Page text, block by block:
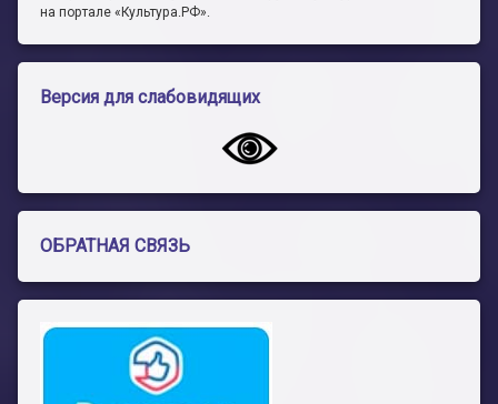
на портале «Культура.РФ».
Версия для слабовидящих
ОБРАТНАЯ СВЯЗЬ